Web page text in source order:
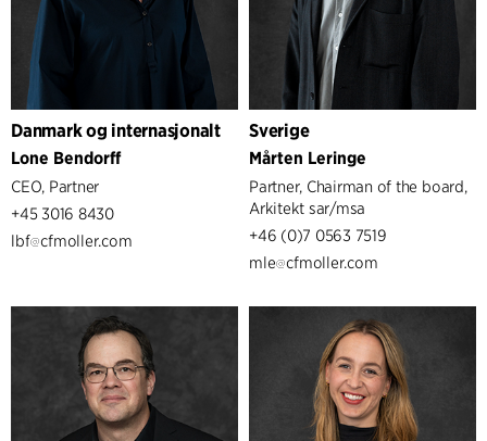
Danmark og internasjonalt
Lone Bendorff
CEO, Partner
+45 3016 8430
lbf cfmoller.com
Sverige
Mårten Leringe
Partner, Chairman of the board,
Arkitekt sar/msa
+46 (0)7 0563 7519
mle
cfmoller.com